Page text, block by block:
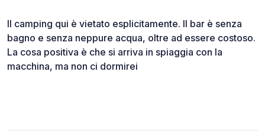
Il camping qui è vietato esplicitamente. Il bar è senza
bagno e senza neppure acqua, oltre ad essere costoso.
La cosa positiva è che si arriva in spiaggia con la
macchina, ma non ci dormirei